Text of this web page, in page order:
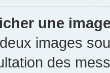
une
images
des